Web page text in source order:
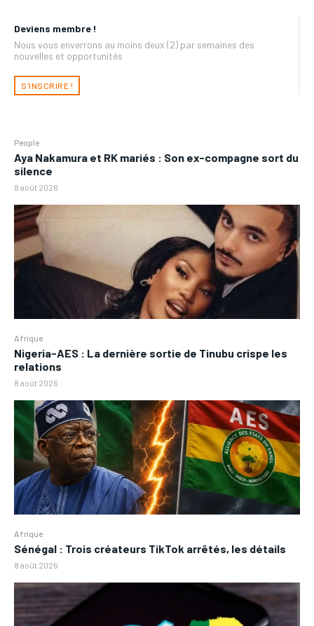
Deviens membre !
Nous vous enverrons au moins deux (2) par semaines des
nouvelles et opportunités
S'INSCRIRE !
People
Aya Nakamura et RK mariés : Son ex-compagne sort du
silence
8 août 2026
Afrique
Nigeria-AES : La dernière sortie de Tinubu crispe les
relations
8 août 2026
Afrique
Sénégal : Trois créateurs TikTok arrêtés, les détails
8 août 2026